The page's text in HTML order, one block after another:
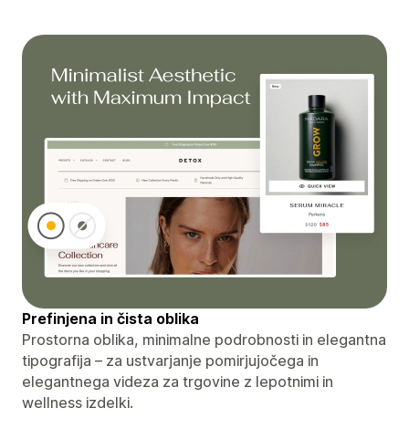
Prefinjena in čista oblika
Prostorna oblika, minimalne podrobnosti in elegantna
tipografija – za ustvarjanje pomirjujočega in
elegantnega videza za trgovine z lepotnimi in
wellness izdelki.